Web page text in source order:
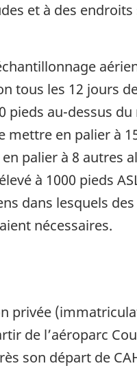
et à des
tous les 12 jours
au-dessus du
en palier à
palier à 8 autres
à 1000 pieds
dans lesquels
nécessaires.
privée
de l’aéroparc
son départ de